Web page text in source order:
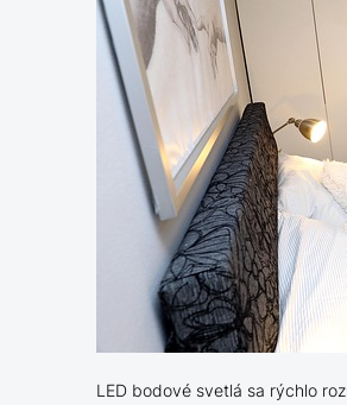
LED bodové svetlá sa rýchlo